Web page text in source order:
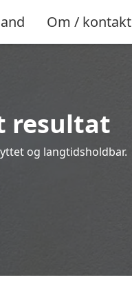
Om / kontakt
resultat
og langtidsholdbar.